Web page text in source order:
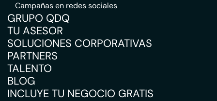
Campañas en redes sociales
GRUPO QDQ
TU ASESOR
SOLUCIONES CORPORATIVAS
PARTNERS
TALENTO
BLOG
INCLUYE TU NEGOCIO GRATIS